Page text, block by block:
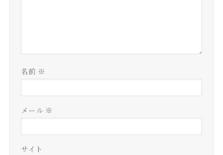
名前 ※
メール ※
サイト